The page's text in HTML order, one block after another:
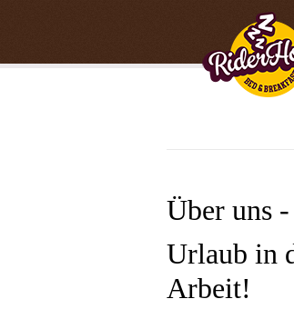
Über uns
Urlaub in
Arbeit!